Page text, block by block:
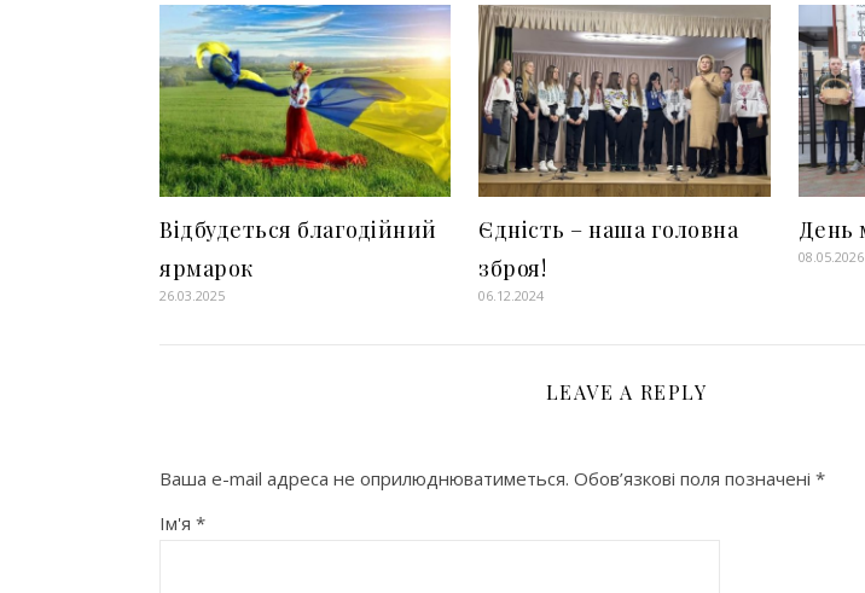
Відбудеться благодійний
ярмарок
26.03.2025
Єдність – наша головна
зброя!
06.12.2024
День
08.05.2026
LEAVE A REPLY
Ваша e-mail адреса не оприлюднюватиметься. Обов’язкові поля позначені *
Ім'я *